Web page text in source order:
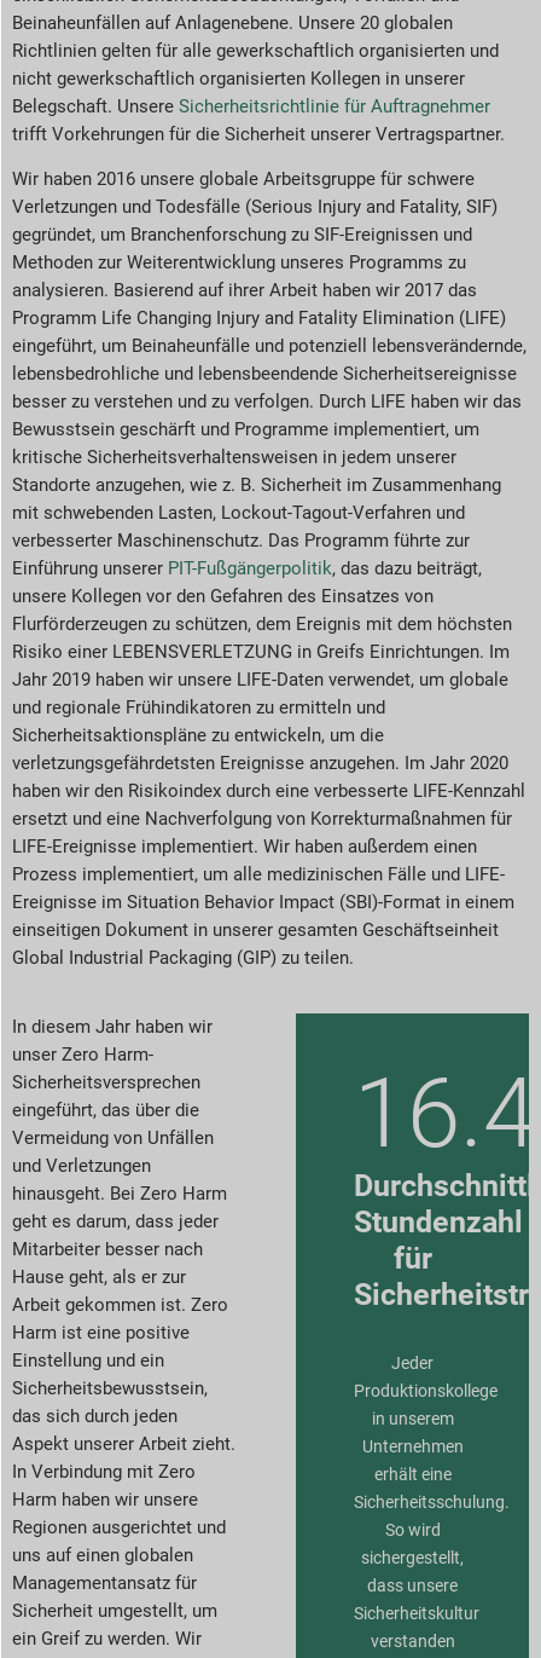
Beinaheunfällen auf Anlagenebene. Unsere 20 globalen
Richtlinien gelten für alle gewerkschaftlich organisierten und
nicht gewerkschaftlich organisierten Kollegen in unserer
Belegschaft. Unsere Sicherheitsrichtlinie für Auftragnehmer
trifft Vorkehrungen für die Sicherheit unserer Vertragspartner.
Wir haben 2016 unsere globale Arbeitsgruppe für schwere
Verletzungen und Todesfälle (Serious Injury and Fatality, SIF)
gegründet, um Branchenforschung zu SIF-Ereignissen und
Methoden zur Weiterentwicklung unseres Programms zu
analysieren. Basierend auf ihrer Arbeit haben wir 2017 das
Programm Life Changing Injury and Fatality Elimination (LIFE)
eingeführt, um Beinaheunfälle und potenziell lebensverändernde,
lebensbedrohliche und lebensbeendende Sicherheitsereignisse
besser zu verstehen und zu verfolgen. Durch LIFE haben wir das
Bewusstsein geschärft und Programme implementiert, um
kritische Sicherheitsverhaltensweisen in jedem unserer
Standorte anzugehen, wie z. B. Sicherheit im Zusammenhang
mit schwebenden Lasten, Lockout-Tagout-Verfahren und
verbesserter Maschinenschutz. Das Programm führte zur
Einführung unserer PIT-Fußgängerpolitik, das dazu beiträgt,
unsere Kollegen vor den Gefahren des Einsatzes von
Flurförderzeugen zu schützen, dem Ereignis mit dem höchsten
Risiko einer LEBENSVERLETZUNG in Greifs Einrichtungen. Im
Jahr 2019 haben wir unsere LIFE-Daten verwendet, um globale
und regionale Frühindikatoren zu ermitteln und
Sicherheitsaktionspläne zu entwickeln, um die
verletzungsgefährdetsten Ereignisse anzugehen. Im Jahr 2020
haben wir den Risikoindex durch eine verbesserte LIFE-Kennzahl
ersetzt und eine Nachverfolgung von Korrekturmaßnahmen für
LIFE-Ereignisse implementiert. Wir haben außerdem einen
Prozess implementiert, um alle medizinischen Fälle und LIFE-
Ereignisse im Situation Behavior Impact (SBI)-Format in einem
einseitigen Dokument in unserer gesamten Geschäftseinheit
Global Industrial Packaging (GIP) zu teilen.
16.4
Stundenzahl
für
Jeder
Produktionskollege
in unserem
Unternehmen
erhält eine
Sicherheitsschulung.
So wird
sichergestellt,
dass unsere
Sicherheitskultur
verstanden
In diesem Jahr haben wir
unser Zero Harm-
Sicherheitsversprechen
eingeführt, das über die
Vermeidung von Unfällen
und Verletzungen
hinausgeht. Bei Zero Harm
geht es darum, dass jeder
Mitarbeiter besser nach
Hause geht, als er zur
Arbeit gekommen ist. Zero
Harm ist eine positive
Einstellung und ein
Sicherheitsbewusstsein,
das sich durch jeden
Aspekt unserer Arbeit zieht.
In Verbindung mit Zero
Harm haben wir unsere
Regionen ausgerichtet und
uns auf einen globalen
Managementansatz für
Sicherheit umgestellt, um
ein Greif zu werden. Wir